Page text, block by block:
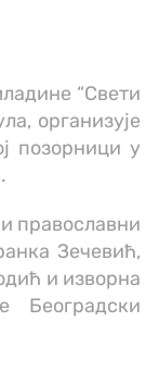
“Свети
организује
позорници у
православни
Зечевић,
и изворна
Београдски